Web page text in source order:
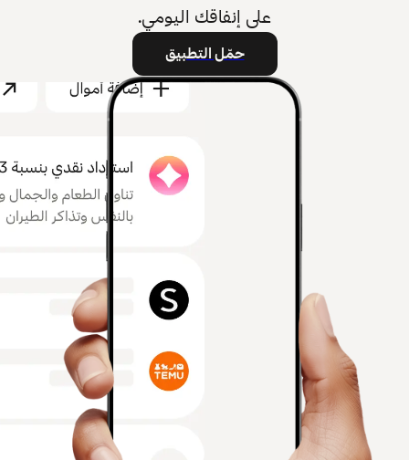
على إنفاقك اليومي.
حمّل التطبيق